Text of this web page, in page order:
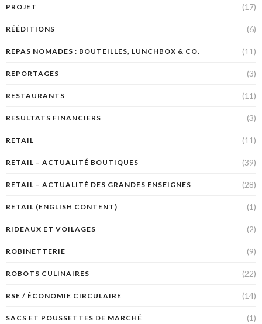
PROJET (17)
RÉÉDITIONS (6)
REPAS NOMADES : BOUTEILLES, LUNCHBOX & CO. (11)
REPORTAGES (3)
RESTAURANTS (11)
RESULTATS FINANCIERS (3)
RETAIL (11)
RETAIL – ACTUALITÉ BOUTIQUES (39)
RETAIL – ACTUALITÉ DES GRANDES ENSEIGNES (28)
RETAIL (ENGLISH CONTENT) (1)
RIDEAUX ET VOILAGES (2)
ROBINETTERIE (9)
ROBOTS CULINAIRES (22)
RSE / ÉCONOMIE CIRCULAIRE (14)
SACS ET POUSSETTES DE MARCHÉ (1)